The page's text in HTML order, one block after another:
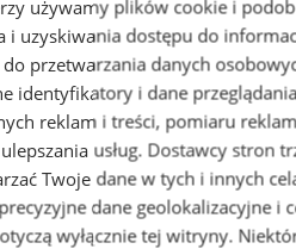
używamy plików cookie i
i uzyskiwania dostępu do
przetwarzania danych
identyfikatory i dane
reklam i treści, pomiaru
usług. Dostawcy stron
Twoje dane w tych i innych
dane geolokalizacyjne i
wyłącznie tej witryny.